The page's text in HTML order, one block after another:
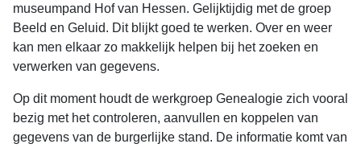
museumpand Hof van Hessen. Gelijktijdig met de groep
Beeld en Geluid. Dit blijkt goed te werken. Over en weer
kan men elkaar zo makkelijk helpen bij het zoeken en
verwerken van gegevens.
Op dit moment houdt de werkgroep Genealogie zich vooral
bezig met het controleren, aanvullen en koppelen van
gegevens van de burgerlijke stand. De informatie komt van